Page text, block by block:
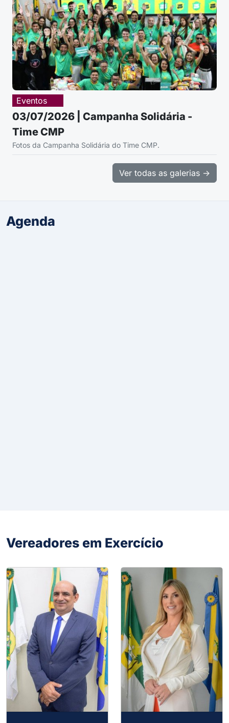
Eventos
03/07/2026 | Campanha Solidária -
Time CMP
Fotos da Campanha Solidária do Time CMP.
Ver todas as galerias ->
Agenda
Vereadores em Exercício